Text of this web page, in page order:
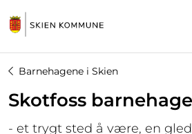
Barnehagene i Skien
Skotfoss barnehage
- et trygt sted å være, en